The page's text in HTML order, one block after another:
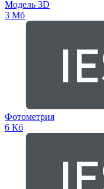
Модель 3D
3 Мб
Фотометрия
6 Кб